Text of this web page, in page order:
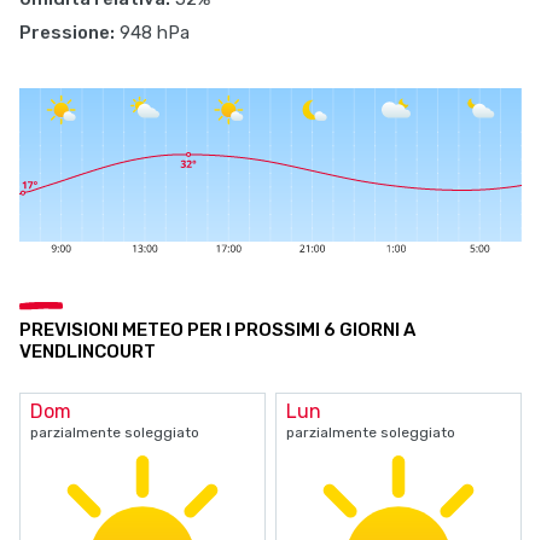
Pressione: 948 hPa
PREVISIONI METEO PER I PROSSIMI 6 GIORNI A
VENDLINCOURT
Dom
parzialmente soleggiato
Lun
parzialmente soleggiato